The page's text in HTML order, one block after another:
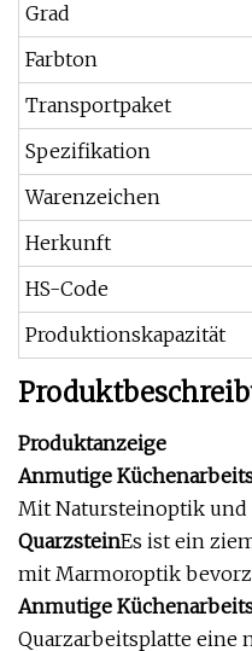
Grad
Farbton
Transportpaket
Spezifikation
Warenzeichen
Herkunft
HS-Code
Produktionskapazität
Produktanzeige
Anmutige
Mit Natursteinoptik und
QuarzsteinEs ist ein
mit Marmoroptik
Anmutige
Quarzarbeitsplatte eine